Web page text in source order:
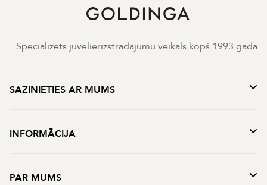
Specializēts juvelierizstrādājumu veikals kopš 1993 gada.
SAZINIETIES AR MUMS
INFORMĀCIJA
PAR MUMS